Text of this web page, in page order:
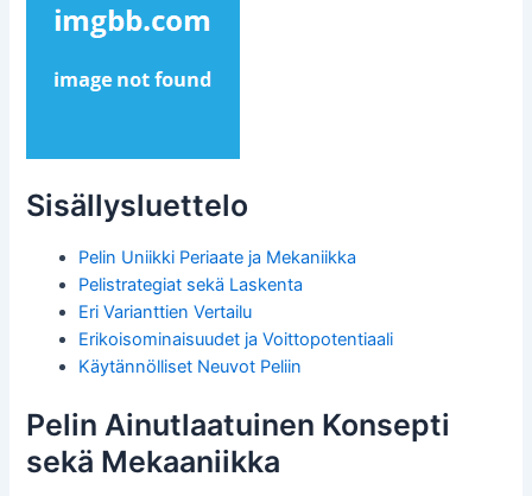
Sisällysluettelo
Pelin Uniikki Periaate ja Mekaniikka
Pelistrategiat sekä Laskenta
Eri Varianttien Vertailu
Erikoisominaisuudet ja Voittopotentiaali
Käytännölliset Neuvot Peliin
Pelin Ainutlaatuinen Konsepti
sekä Mekaaniikka